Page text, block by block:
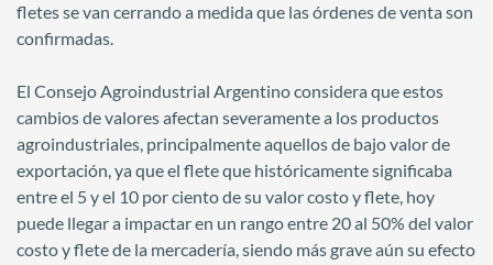
fletes se van cerrando a medida que las órdenes de venta son
confirmadas.
El Consejo Agroindustrial Argentino considera que estos
cambios de valores afectan severamente a los productos
agroindustriales, principalmente aquellos de bajo valor de
exportación, ya que el flete que históricamente significaba
entre el 5 y el 10 por ciento de su valor costo y flete, hoy
puede llegar a impactar en un rango entre 20 al 50% del valor
costo y flete de la mercadería, siendo más grave aún su efecto